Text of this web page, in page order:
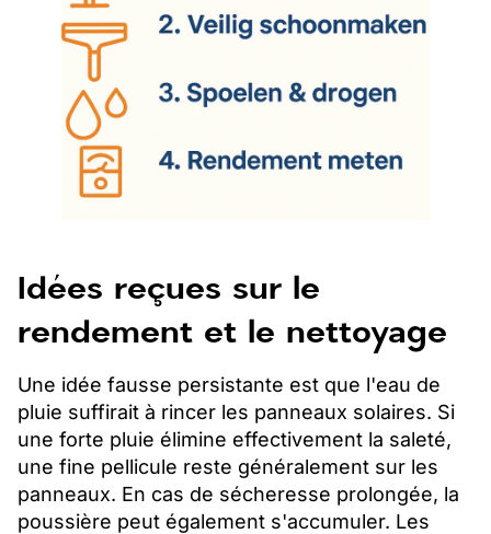
Idées reçues sur le
rendement et le nettoyage
Une idée fausse persistante est que l'eau de
pluie suffirait à rincer les panneaux solaires. Si
une forte pluie élimine effectivement la saleté,
une fine pellicule reste généralement sur les
panneaux. En cas de sécheresse prolongée, la
poussière peut également s'accumuler. Les